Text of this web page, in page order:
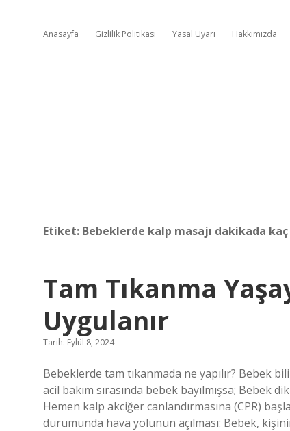
Anasayfa Gizlilik Politikası Yasal Uyarı Hakkımızda
Etiket: Bebeklerde kalp masajı dakikada kaç
Tam Tıkanma
Uygulanır
Tarih: Eylül 8, 2024
Bebeklerde tam tıkanmada ne yapılır? Bebek
acil bakım sırasında bebek bayılmışsa; Bebek
Hemen kalp akciğer canlandırmasına (CPR)
durumunda hava yolunun açılması: Bebek,